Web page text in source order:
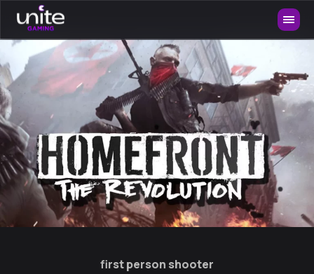
first person shooter